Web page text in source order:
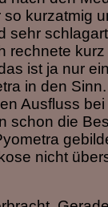
kurzatmig
ist ja nur
in den
Ausfluss
schon die
nicht